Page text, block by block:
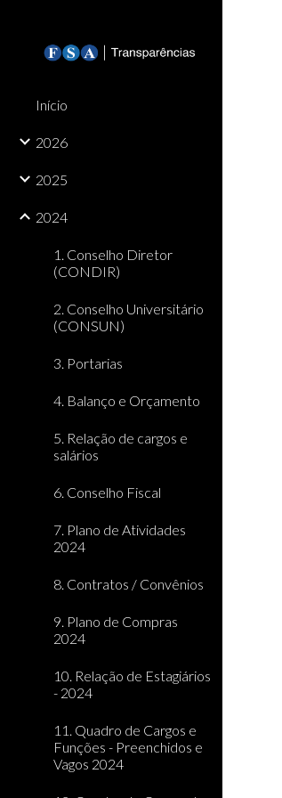
Início
2026
2025
2024
1. Conselho Diretor
(CONDIR)
2. Conselho Universitário
(CONSUN)
3. Portarias
4. Balanço e Orçamento
5. Relação de cargos e
salários
6. Conselho Fiscal
7. Plano de Atividades
2024
8. Contratos / Convênios
9. Plano de Compras
2024
10. Relação de Estagiários
- 2024
11. Quadro de Cargos e
Funções - Preenchidos e
Vagos 2024